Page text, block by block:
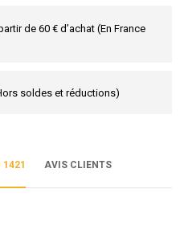
de 60 € d’achat (En France
soldes et réductions)
1421 AVIS CLIENTS